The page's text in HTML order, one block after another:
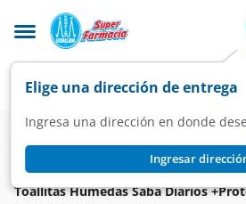
Elige una dirección de entrega
Ingresa una dirección en donde
Ingresar
Super Higiene y Belleza
Higiene Íntima
SABA
Toallitas Húmedas Saba Diarios